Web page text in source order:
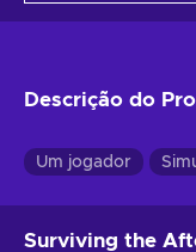
Descrição do
Um jogador
Surviving the